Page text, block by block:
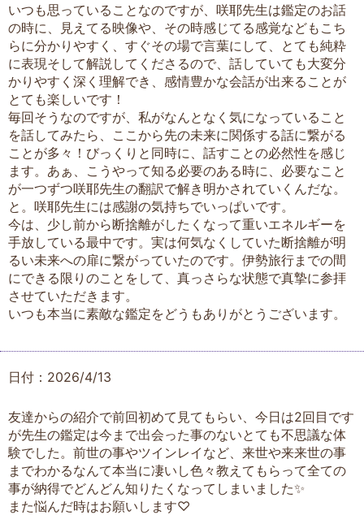
いつも思っていることなのですが、咲耶先生は鑑定のお話
の時に、見えてる映像や、その時感じてる感覚などもこち
らに分かりやすく、すぐその場で言葉にして、とても純粋
に表現そして解説してくださるので、話していても大変分
かりやすく深く理解でき、感情豊かな会話が出来ることが
とても楽しいです！
毎回そうなのですが、私がなんとなく気になっていること
を話してみたら、ここから先の未来に関係する話に繋がる
ことが多々！びっくりと同時に、話すことの必然性を感じ
ます。あぁ、こうやって知る必要のある時に、必要なこと
が一つずつ咲耶先生の翻訳で解き明かされていくんだな。
と。咲耶先生には感謝の気持ちでいっぱいです。
今は、少し前から断捨離がしたくなって重いエネルギーを
手放している最中です。実は何気なくしていた断捨離が明
るい未来への扉に繋がっていたのです。伊勢旅行までの間
にできる限りのことをして、真っさらな状態で真摯に参拝
させていただきます。
いつも本当に素敵な鑑定をどうもありがとうございます。
日付：2026/4/13
友達からの紹介で前回初めて見てもらい、今日は2回目です
が先生の鑑定は今まで出会った事のないとても不思議な体
験でした。前世の事やツインレイなど、来世や来来世の事
までわかるなんて本当に凄いし色々教えてもらって全ての
事が納得でどんどん知りたくなってしまいました✨
また悩んだ時はお願いします♡